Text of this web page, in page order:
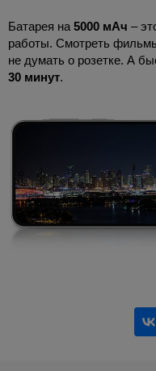
Батарея на 5000 мАч –
работы. Смотреть
не думать о розетке. А
30 минут.